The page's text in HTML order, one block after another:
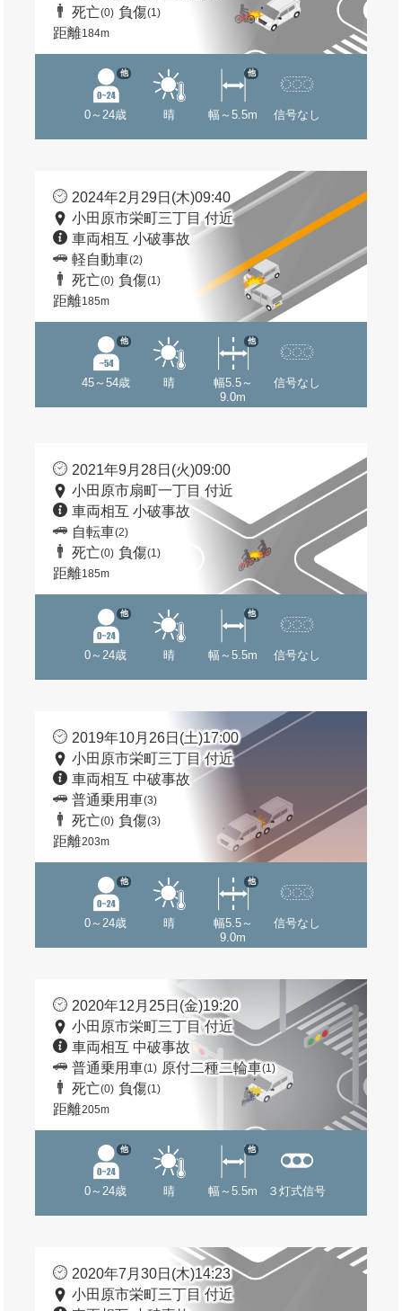
死亡(0) 負傷(1)
距離184m
0～24歳
他
晴 幅～5.5m
他
信号なし
2024年2月29日(木)09:40
小田原市栄町三丁目 付近
車両相互 小破事故
軽自動車(2)
死亡(0) 負傷(1)
距離185m
45～54歳
他
晴
幅5.5～
9.0m
他
信号なし
2021年9月28日(火)09:00
小田原市扇町一丁目 付近
車両相互 小破事故
自転車(2)
死亡(0) 負傷(1)
距離185m
0～24歳
他
晴 幅～5.5m
他
信号なし
2019年10月26日(土)17:00
小田原市栄町三丁目 付近
車両相互 中破事故
普通乗用車(3)
死亡(0) 負傷(3)
距離203m
0～24歳
他
晴
幅5.5～
9.0m
他
信号なし
2020年12月25日(金)19:20
小田原市栄町三丁目 付近
車両相互 中破事故
普通乗用車(1) 原付二種二輪車(1)
死亡(0) 負傷(1)
距離205m
0～24歳
他
晴 幅～5.5m
他
３灯式信号
2020年7月30日(木)14:23
小田原市栄町三丁目 付近